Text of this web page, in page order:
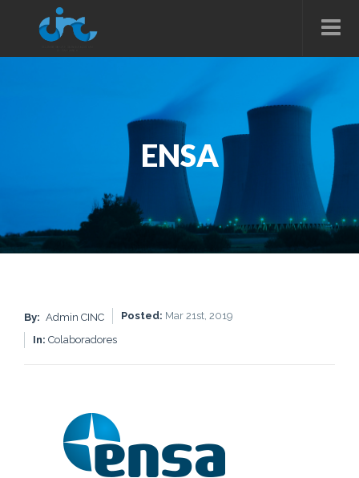
ENSA
By: Admin CINC Posted: Mar 21st, 2019
In: Colaboradores